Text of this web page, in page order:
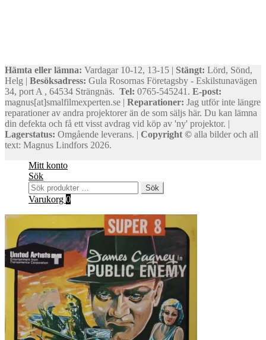
Hämta eller lämna: Vardagar 10-12, 13-15 | Stängt: Lörd, Sönd,
Helg | Besöksadress: Gula Rosornas Företagsby - Eskilstunavägen
34, port A , 64534 Strängnäs. Tel: 0765-545241. E-post:
magnus[at]smalfilmexperten.se | Reparationer: Jag utför inte längre
reparationer av andra projektorer än de som säljs här. Du kan lämna
din defekta och få ett visst avdrag vid köp av 'ny' projektor. |
Lagerstatus: Omgående leverans. | Copyright © alla bilder och all
text: Magnus Lindfors 2026.
Mitt konto
Sök
Sök
efter:
Sök
Varukorg 0